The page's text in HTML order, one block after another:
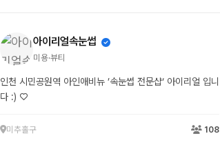
아이리얼속눈썹
미용·뷰티
인천 시민공원역 아인애비뉴 ’속눈썹 전문샵‘ 아이리얼 입니
다 :) ♡
미추홀구 108